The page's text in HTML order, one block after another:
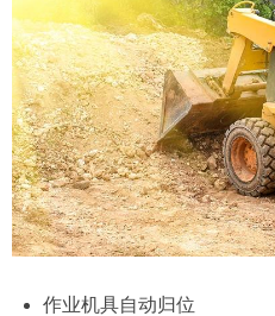
作业机具自动归位